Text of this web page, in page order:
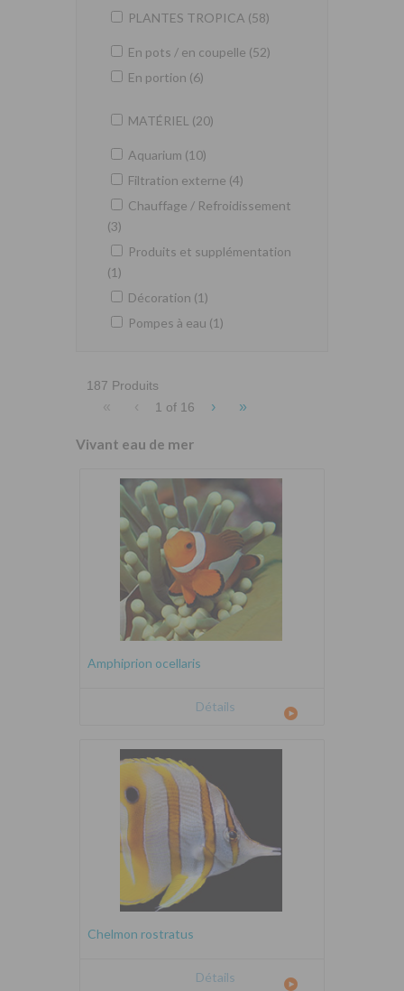
PLANTES TROPICA (58)
En pots / en coupelle (52)
En portion (6)
MATÉRIEL (20)
Aquarium (10)
Filtration externe (4)
Chauffage / Refroidissement
(3)
Produits et supplémentation
(1)
Décoration (1)
Pompes à eau (1)
187 Produits
« ‹ 1 of 16 › »
Vivant eau de mer
Amphiprion ocellaris
Détails
Chelmon rostratus
Détails